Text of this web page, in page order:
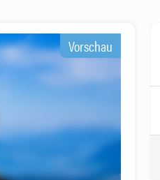
Vorschau